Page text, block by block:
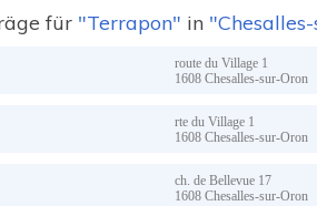
für "Terrapon" in
route du Village 1
1608 Chesalles-sur-Oron
rte du Village 1
1608 Chesalles-sur-Oron
ch. de Bellevue 17
1608 Chesalles-sur-Oron